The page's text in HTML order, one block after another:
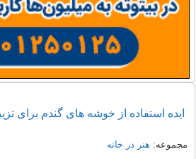
ایده استفاده از خوشه های گندم برای
مجموعه: هنر در خانه